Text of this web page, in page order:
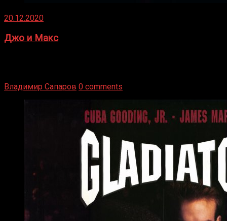
20.12.2020
Джо и Макс
Владимир Сапаров 0 comments